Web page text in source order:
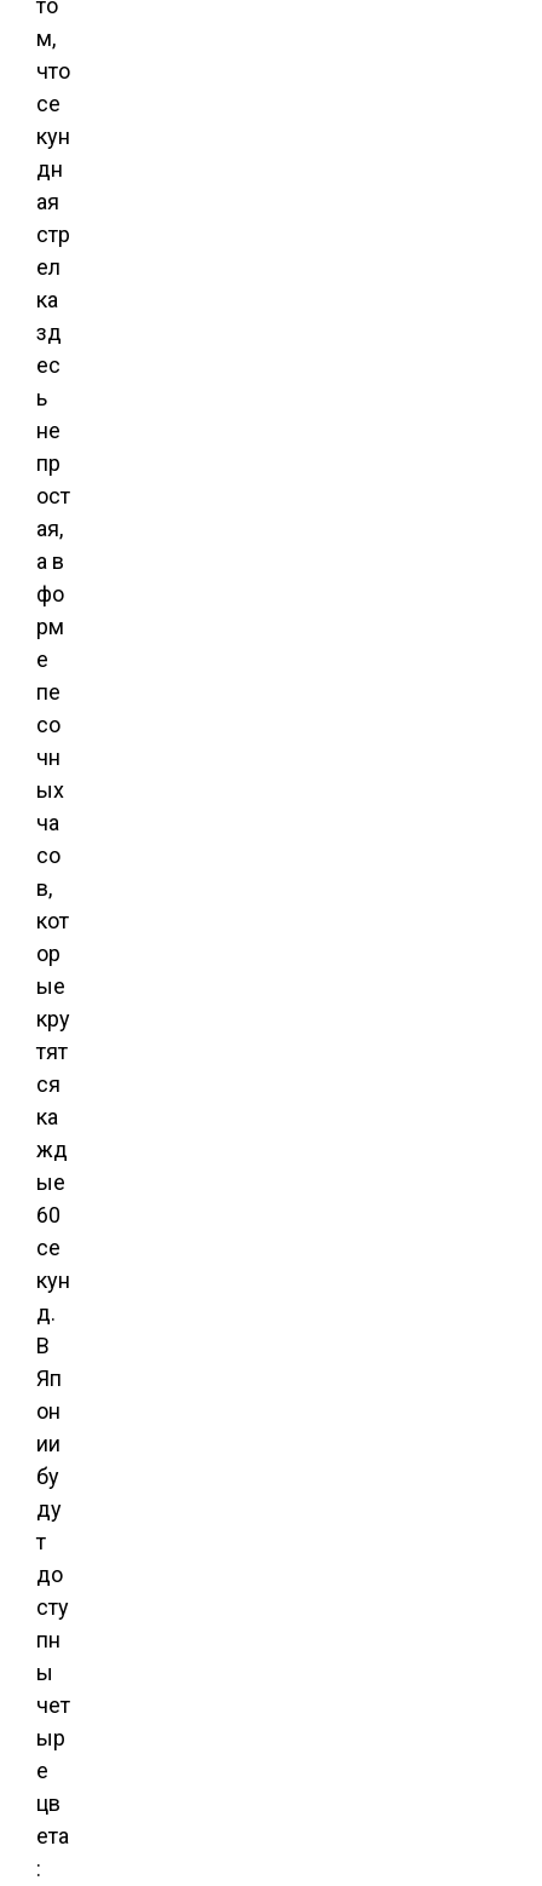
м,
что
се
кун
дн
ая
стр
ел
ка
зд
ес
ь
не
пр
ост
ая,
а в
фо
рм
е
пе
со
чн
ых
ча
со
в,
кот
ор
ые
кру
тят
ся
ка
жд
ые
60
се
кун
д.
В
Яп
он
ии
бу
ду
т
до
сту
пн
ы
чет
ыр
е
цв
ета
: